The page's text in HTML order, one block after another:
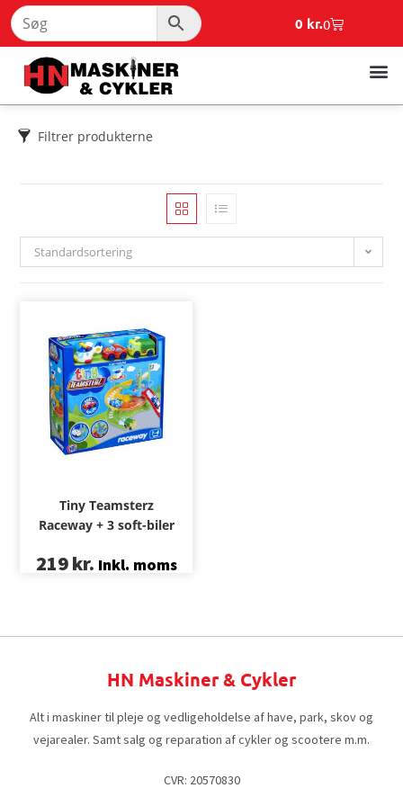
0 kr.0
Filtrer produkterne
Standardsortering
Tiny Teamsterz
Raceway + 3 soft-biler
219kr. Inkl. moms
HN Maskiner & Cykler
Alt i maskiner til pleje og vedligeholdelse af have, park, skov og
vejarealer. Samt salg og reparation af cykler og scootere m.m.
CVR: 20570830